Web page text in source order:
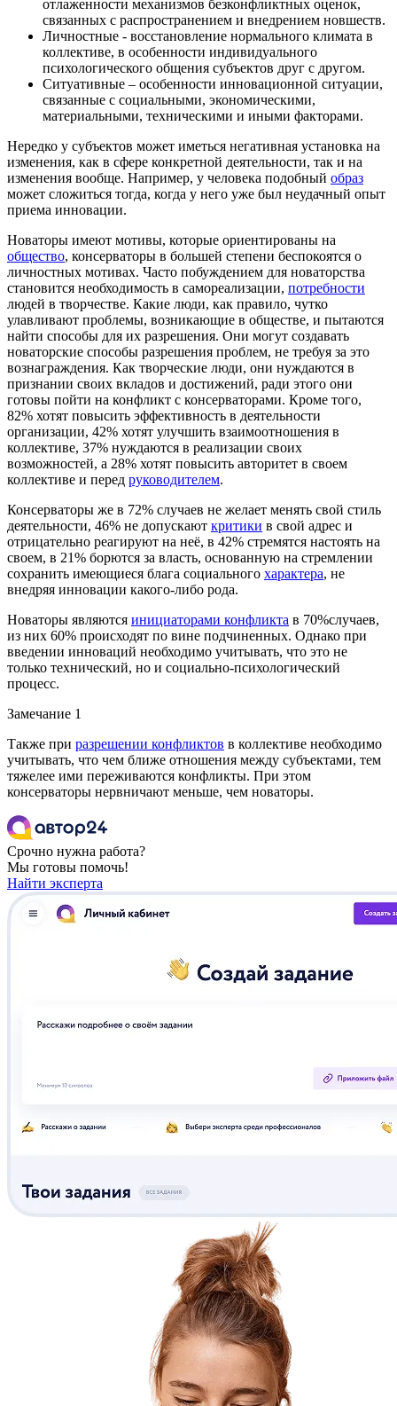
отлаженности механизмов безконфликтных оценок,
связанных с распространением и внедрением новшеств.
Личностные - восстановление нормального климата в
коллективе, в особенности индивидуального
психологического общения субъектов друг с другом.
Ситуативные – особенности инновационной ситуации,
связанные с социальными, экономическими,
материальными, техническими и иными факторами.
Нередко у субъектов может иметься негативная установка на
изменения, как в сфере конкретной деятельности, так и на
изменения вообще. Например, у человека подобный образ
может сложиться тогда, когда у него уже был неудачный опыт
приема инновации.
Новаторы имеют мотивы, которые ориентированы на
общество, консерваторы в большей степени беспокоятся о
личностных мотивах. Часто побуждением для новаторства
становится необходимость в самореализации, потребности
людей в творчестве. Какие люди, как правило, чутко
улавливают проблемы, возникающие в обществе, и пытаются
найти способы для их разрешения. Они могут создавать
новаторские способы разрешения проблем, не требуя за это
вознаграждения. Как творческие люди, они нуждаются в
признании своих вкладов и достижений, ради этого они
готовы пойти на конфликт с консерваторами. Кроме того,
82% хотят повысить эффективность в деятельности
организации, 42% хотят улучшить взаимоотношения в
коллективе, 37% нуждаются в реализации своих
возможностей, а 28% хотят повысить авторитет в своем
коллективе и перед руководителем.
Консерваторы же в 72% случаев не желает менять свой стиль
деятельности, 46% не допускают критики в свой адрес и
отрицательно реагируют на неё, в 42% стремятся настоять на
своем, в 21% борются за власть, основанную на стремлении
сохранить имеющиеся блага социального характера, не
внедряя инновации какого-либо рода.
Новаторы являются инициаторами конфликта в 70%случаев,
из них 60% происходят по вине подчиненных. Однако при
введении инноваций необходимо учитывать, что это не
только технический, но и социально-психологический
процесс.
Замечание 1
Также при разрешении конфликтов в коллективе необходимо
учитывать, что чем ближе отношения между субъектами, тем
тяжелее ими переживаются конфликты. При этом
консерваторы нервничают меньше, чем новаторы.
Срочно нужна работа?
Мы готовы помочь!
Найти эксперта